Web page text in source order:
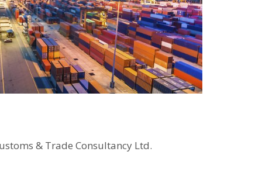
& Trade Consultancy Ltd.